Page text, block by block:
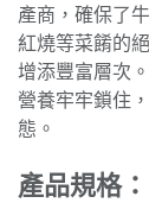
產商，確保了
紅燒等菜餚的
增添豐富層次
營養牢牢鎖住
態。
產品規格：